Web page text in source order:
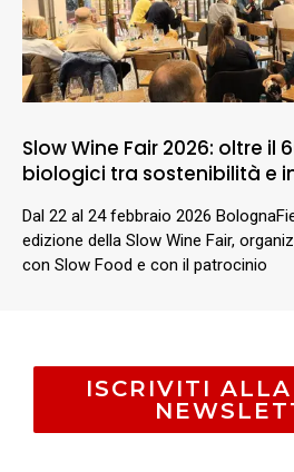
Slow Wine Fair 2026: oltre il
biologici tra sostenibilità e
Dal 22 al 24 febbraio 2026
edizione della Slow Wine Fair,
con Slow Food e con il patrocinio
ISCRIVITI